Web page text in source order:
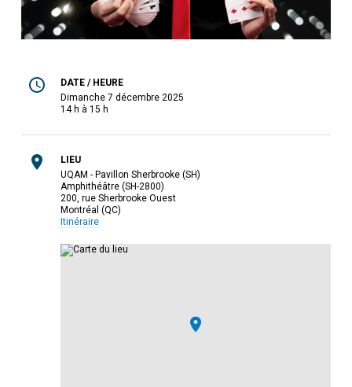
DATE / HEURE
dimanche 7 décembre 2025
14 h à 15 h
LIEU
UQAM - Pavillon Sherbrooke (SH)
Amphithéâtre (SH-2800)
200, rue Sherbrooke Ouest
Montréal (QC)
Itinéraire